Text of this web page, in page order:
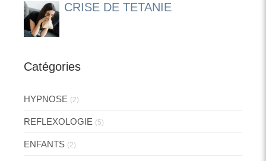
CRISE DE TETANIE
Catégories
HYPNOSE (2)
REFLEXOLOGIE (5)
ENFANTS (2)